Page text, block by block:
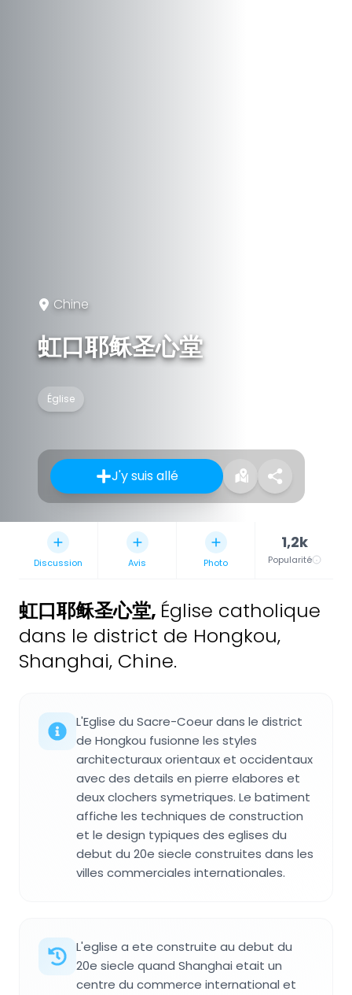
Chine
虹口耶稣圣心堂
Église
J'y suis allé
Discussion Avis Photo
1,2k
Popularité
虹口耶稣圣心堂, Église catholique
dans le district de Hongkou,
Shanghai, Chine.
L'Eglise du Sacre-Coeur dans le district
de Hongkou fusionne les styles
architecturaux orientaux et occidentaux
avec des details en pierre elabores et
deux clochers symetriques. Le batiment
affiche les techniques de construction
et le design typiques des eglises du
debut du 20e siecle construites dans les
villes commerciales internationales.
L'eglise a ete construite au debut du
20e siecle quand Shanghai etait un
centre du commerce international et